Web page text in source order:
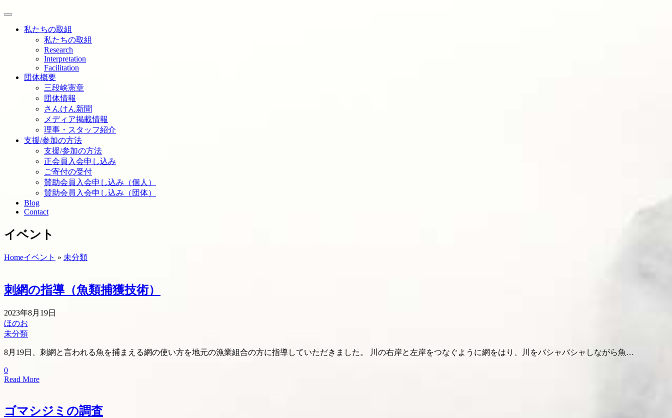
私たちの取組
私たちの取組
Research
Interpretation
Facilitation
団体概要
三段峡憲章
団体情報
さんけん新聞
メディア掲載情報
理事・スタッフ紹介
支援/参加の方法
支援/参加の方法
正会員入会申し込み
ご寄付の受付
賛助会員入会申し込み（個人）
賛助会員入会申し込み（団体）
Blog
Contact
イベント
Homeイベント » 未分類
刺網の指導（魚類捕獲技術）
2023年8月19日
ほのお
未分類
8月19日、刺網と言われる魚を捕まえる網の使い方を地元の漁業組合の方に指導していただきました。 川の右岸と左岸をつなぐように網をはり、川をバシャバシャしながら魚…
0
Read More
ゴマシジミの調査